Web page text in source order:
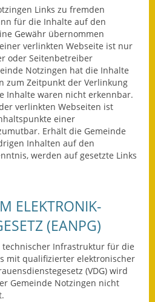
Gemeindeverwaltung
Haushalt & Finanzen
Eröffnungsbilanz
Getrennte
Abwassergebühr
Grundsteuerreform
Haushaltspläne
Wasserversorgung
Heiraten in Notzingen
Mitarbeiter
Notruftafel
Links zu fremden
für die Inhalte auf den
Gewähr übernommen
verlinkten Webseite ist nur
oder Seitenbetreiber
Notzingen hat die Inhalte
zum Zeitpunkt der Verlinkung
Inhalte waren nicht erkennbar.
verlinkten Webseiten ist
einer
Erhält die Gemeinde
Inhalten auf den
werden auf gesetzte Links
ELEKTRONIK-
(EANPG)
Infrastruktur für die
mit qualifizierter elektronischer
(VDG) wird
Gemeinde Notzingen nicht